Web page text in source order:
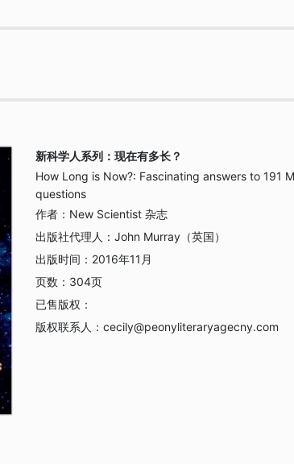
新科学人系列：现在有多长？
How Long is Now?: Fascinating answers to 191
questions
作者： New Scientist 杂志
出版社代理人：John Murray（英国）
出版时间： 2016年11月
页数： 304页
已售版权：
版权联系人：cecily@peonyliteraryagecny.com